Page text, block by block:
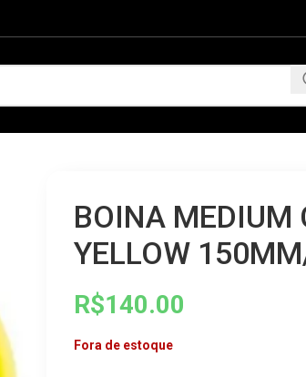
BOINA MEDIUM
YELLOW
R$140.00
Fora de estoque